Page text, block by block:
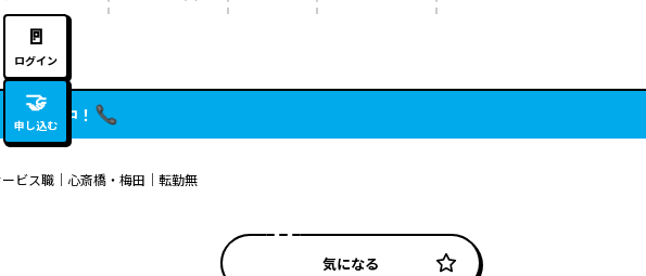
🚪
ログイン
🤝
申し込む
グ実施中！
ビス職｜心斎橋・梅田｜転勤無
気になる